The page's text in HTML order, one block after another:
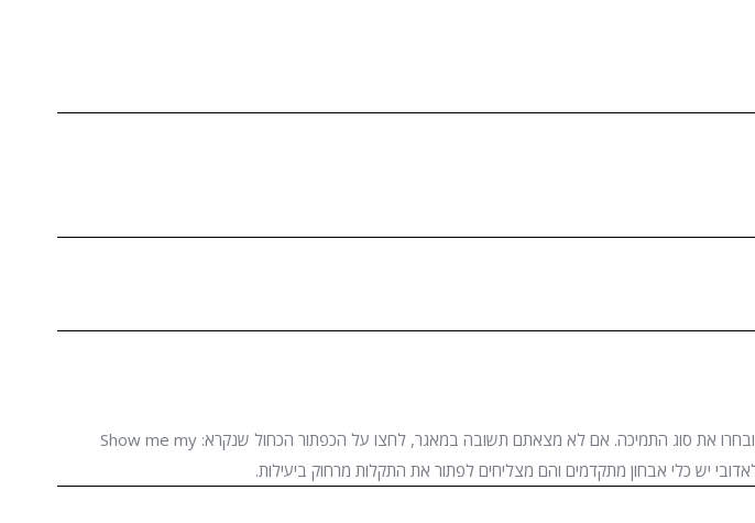
הרשמו עם פרטי חשבונכם, בחרו את התוכנה המתאימה המשיכו לשלב השני ובחרו את סוג התמיכה. אם לא מצאתם תשובה במאגר, לחצו על הכפתור הכחול שנקרא: Show me my